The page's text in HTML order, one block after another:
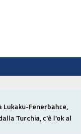
Lukaku-Fenerbahce,
Turchia, c'è l'ok al